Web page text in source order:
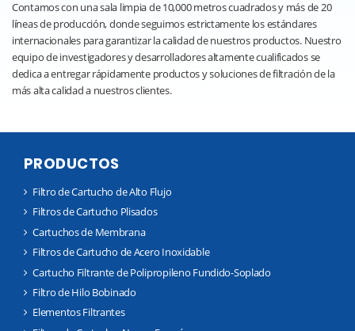
Contamos con una sala limpia de 10,000 metros cuadrados y más de 20
líneas de producción, donde seguimos estrictamente los estándares
internacionales para garantizar la calidad de nuestros productos. Nuestro
equipo de investigadores y desarrolladores altamente cualificados se
dedica a entregar rápidamente productos y soluciones de filtración de la
más alta calidad a nuestros clientes.
PRODUCTOS
Filtro de Cartucho de Alto Flujo
Filtros de Cartucho Plisados
Cartuchos de Membrana
Filtros de Cartucho de Acero Inoxidable
Cartucho Filtrante de Polipropileno Fundido-Soplado
Filtro de Hilo Bobinado
Elementos Filtrantes